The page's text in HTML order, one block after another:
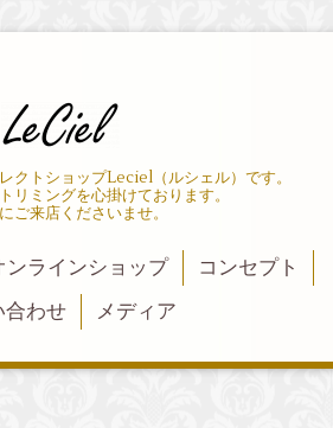
クトショップLeciel（ルシェル）です。
リミングを心掛けております。
ご来店くださいませ。
ンラインショップ コンセプト
合わせ
メディア